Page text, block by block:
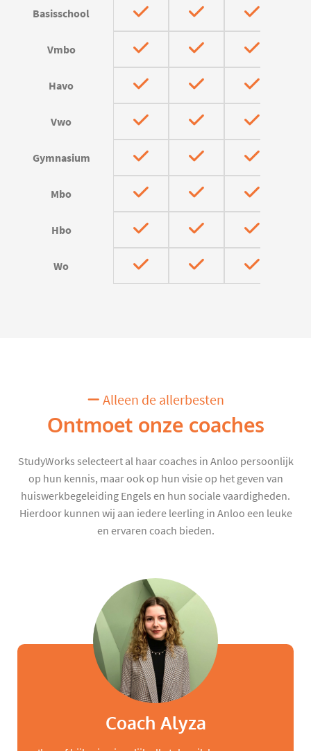
Basisschool
Vmbo
Havo
Vwo
Gymnasium
Mbo
Hbo
Wo
Alleen de allerbesten
Ontmoet onze coaches
StudyWorks selecteert al haar coaches in Anloo persoonlijk
op hun kennis, maar ook op hun visie op het geven van
huiswerkbegeleiding Engels en hun sociale vaardigheden.
Hierdoor kunnen wij aan iedere leerling in Anloo een leuke
en ervaren coach bieden.
Coach Alyza